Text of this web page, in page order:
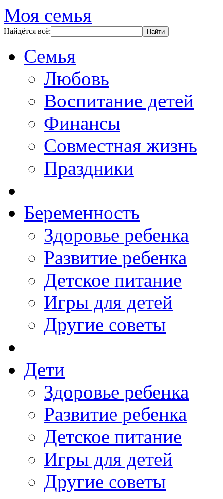
Моя семья
Найдётся всё:
Семья
Любовь
Воспитание детей
Финансы
Совместная жизнь
Праздники
Беременность
Здоровье ребенка
Развитие ребенка
Детское питание
Игры для детей
Другие советы
Дети
Здоровье ребенка
Развитие ребенка
Детское питание
Игры для детей
Другие советы